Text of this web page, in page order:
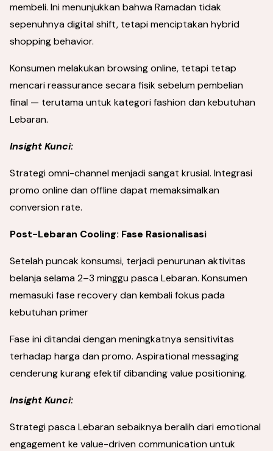
membeli. Ini menunjukkan bahwa Ramadan tidak
sepenuhnya digital shift, tetapi menciptakan hybrid
shopping behavior.
Konsumen melakukan browsing online, tetapi tetap
mencari reassurance secara fisik sebelum pembelian
final — terutama untuk kategori fashion dan kebutuhan
Lebaran.
Insight Kunci:
Strategi omni-channel menjadi sangat krusial. Integrasi
promo online dan offline dapat memaksimalkan
conversion rate.
Post-Lebaran Cooling: Fase Rasionalisasi
Setelah puncak konsumsi, terjadi penurunan aktivitas
belanja selama 2–3 minggu pasca Lebaran. Konsumen
memasuki fase recovery dan kembali fokus pada
kebutuhan primer
Fase ini ditandai dengan meningkatnya sensitivitas
terhadap harga dan promo. Aspirational messaging
cenderung kurang efektif dibanding value positioning.
Insight Kunci:
Strategi pasca Lebaran sebaiknya beralih dari emotional
engagement ke value-driven communication untuk